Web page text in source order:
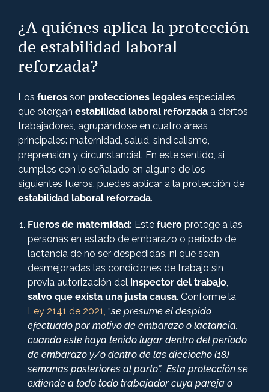
¿A quiénes aplica la protección
de estabilidad laboral
reforzada?
Los fueros son protecciones legales especiales
que otorgan estabilidad laboral reforzada a ciertos
trabajadores, agrupándose en cuatro áreas
principales: maternidad, salud, sindicalismo,
preprensión y circunstancial. En este sentido, si
cumples con lo señalado en alguno de los
siguientes fueros, puedes aplicar a la protección de
estabilidad laboral reforzada.
Fueros de maternidad: Este fuero protege a las
personas en estado de embarazo o periodo de
lactancia de no ser despedidas, ni que sean
desmejoradas las condiciones de trabajo sin
previa autorización del inspector del trabajo,
salvo que exista una justa causa. Conforme la
Ley 2141 de 2021, “se presume el despido
efectuado por motivo de embarazo o lactancia,
cuando este haya tenido lugar dentro del período
de embarazo y/o dentro de las dieciocho (18)
semanas posteriores al parto”. Esta protección se
extiende a todo todo trabajador cuya pareja o